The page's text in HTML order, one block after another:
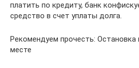
платить по кредиту, банк
средство в счет уплаты долга.
Рекомендуем прочесть:
месте